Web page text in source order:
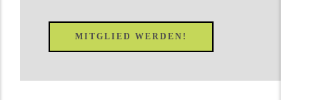
MITGLIED WERDEN!